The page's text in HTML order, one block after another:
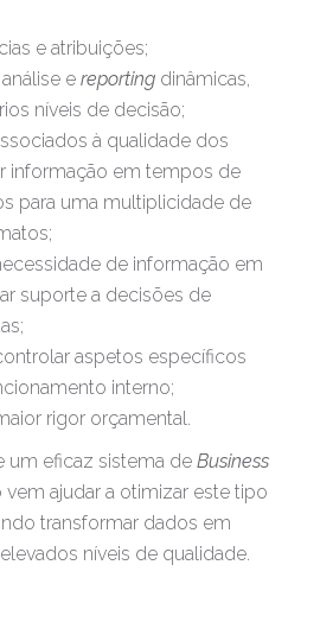
e atribuições;
e reporting dinâmicas,
níveis de decisão;
à qualidade dos
informação em tempos de
para uma multiplicidade de
de informação em
suporte a decisões de
aspetos específicos
interno;
rigor orçamental.
um eficaz sistema de Business
vem ajudar a otimizar este tipo
transformar dados em
níveis de qualidade.